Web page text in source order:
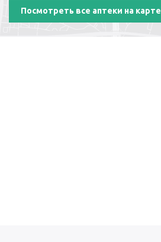
Посмотреть все аптеки на карте